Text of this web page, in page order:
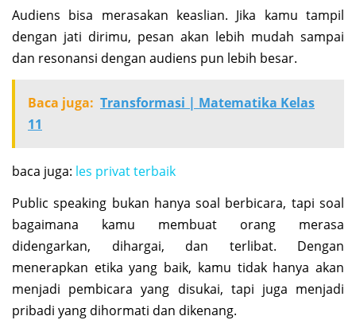
Audiens bisa merasakan keaslian. Jika kamu tampil
dengan jati dirimu, pesan akan lebih mudah sampai
dan resonansi dengan audiens pun lebih besar.
Baca juga: Transformasi | Matematika Kelas
11
baca juga: les privat terbaik
Public speaking bukan hanya soal berbicara, tapi soal
bagaimana kamu membuat orang merasa
didengarkan, dihargai, dan terlibat. Dengan
menerapkan etika yang baik, kamu tidak hanya akan
menjadi pembicara yang disukai, tapi juga menjadi
pribadi yang dihormati dan dikenang.